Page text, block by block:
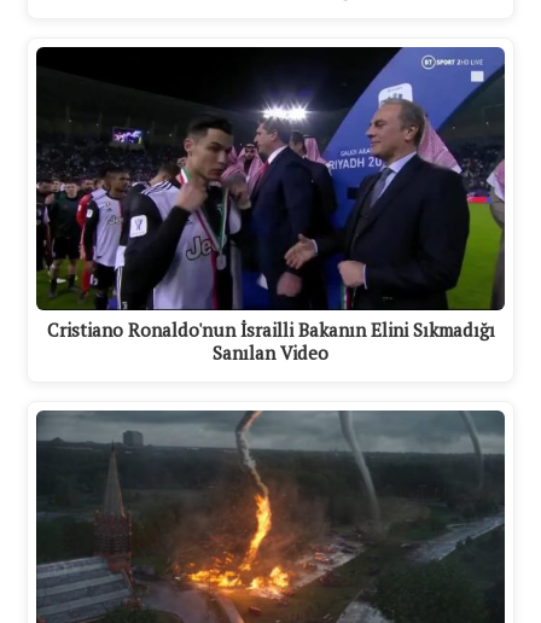
Cristiano Ronaldo'nun İsrailli Bakanın Elini Sıkmadığı
Sanılan Video